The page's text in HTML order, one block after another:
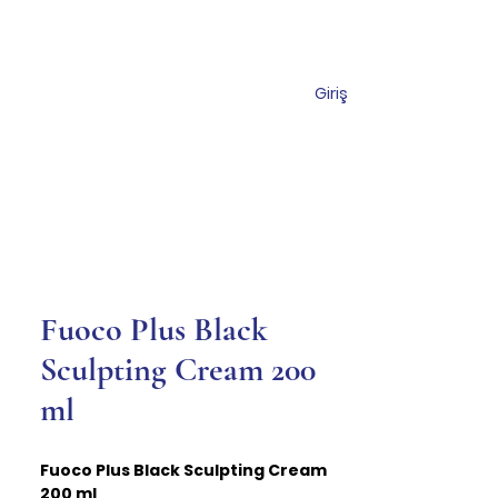
Giriş
Fuoco Plus Black
Sculpting Cream 200
ml
Fuoco Plus Black Sculpting Cream
200 ml